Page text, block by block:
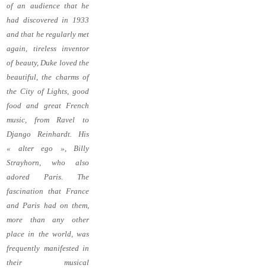
of an audience that he
had discovered in 1933
and that he regularly met
again, tireless inventor
of beauty, Duke loved the
beautiful, the charms of
the City of Lights, good
food and great French
music, from Ravel to
Django Reinhardt. His
« alter ego », Billy
Strayhorn, who also
adored Paris. The
fascination that France
and Paris had on them,
more than any other
place in the world, was
frequently manifested in
their musical